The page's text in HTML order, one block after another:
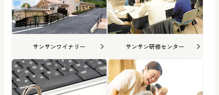
サンサンワイナリー サンサン研修センター